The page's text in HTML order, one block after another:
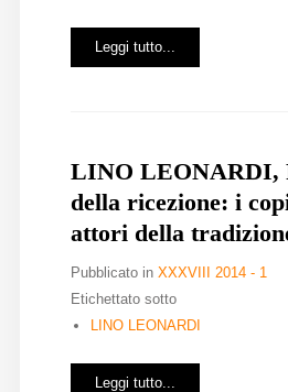
Leggi tutto...
LINO LEONARDI,
della ricezione: i
attori della
Pubblicato in XXXVIII 2014 - 1
Etichettato sotto
LINO LEONARDI
Leggi tutto...